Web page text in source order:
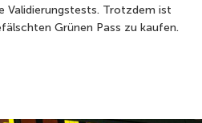
Validierungstests. Trotzdem ist
Grünen Pass zu kaufen.